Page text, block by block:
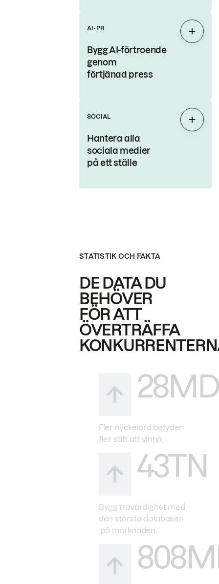
AI-PR
Bygg AI-förtroende
genom
förtjänad press
SOCIAL
Hantera alla
sociala medier
på ett ställe
STATISTIK OCH FAKTA
DE DATA DU
BEHÖVER
FÖR ATT
ÖVERTRÄFFA
28MD
Fler nyckelord betyder
fler sätt att vinna.
43TN
Bygg trovärdighet med
den största databasen
på marknaden.